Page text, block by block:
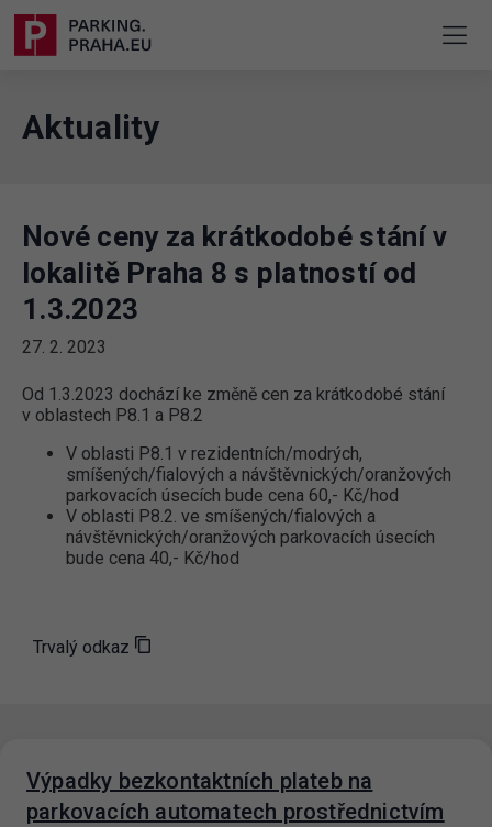
Aktuality
Nové ceny za krátkodobé stání v
lokalitě Praha 8 s platností od
1.3.2023
27. 2. 2023
Od 1.3.2023 dochází ke změně cen za krátkodobé stání
v oblastech P8.1 a P8.2
V oblasti P8.1 v rezidentních/modrých,
smíšených/fialových a návštěvnických/oranžových
parkovacích úsecích bude cena 60,- Kč/hod
V oblasti P8.2. ve smíšených/fialových a
návštěvnických/oranžových parkovacích úsecích
bude cena 40,- Kč/hod
Trvalý odkaz
Výpadky bezkontaktních plateb na
parkovacích automatech prostřednictvím